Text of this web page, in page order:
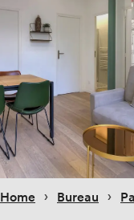
Home › Bureau ›